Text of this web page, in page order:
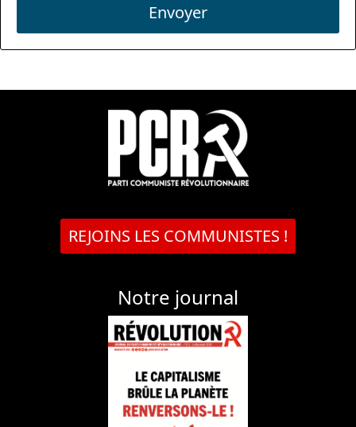
Envoyer
REJOINS LES COMMUNISTES !
Notre journal